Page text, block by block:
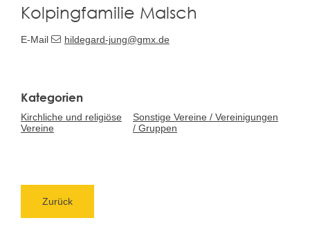
Kolpingfamilie Malsch
E-Mail hildegard-jung@gmx.de
Kirchliche und religiöse
Vereine
Sonstige Vereine / Vereinigungen
/ Gruppen
Zurück